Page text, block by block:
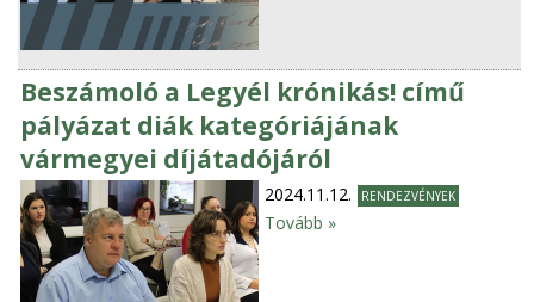
Beszámoló a Legyél krónikás! című
pályázat diák kategóriájának
vármegyei díjátadójáról
2024.11.12. RENDEZVÉNYEK
Tovább »